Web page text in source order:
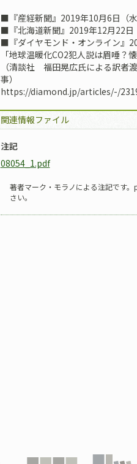
■『産経新聞』2019年10月6日（
■『北海道新聞』2019年12月22日
■『ダイヤモンド・オンライン』
「地球温暖化CO2犯人説は眉唾？
（清談社 福田晃広氏による訳者
事）
https://diamond.jp/articles/-/
関連情報ファイル
注記
08054_1.pdf
著者マーク・モラノによる注記です
さい。